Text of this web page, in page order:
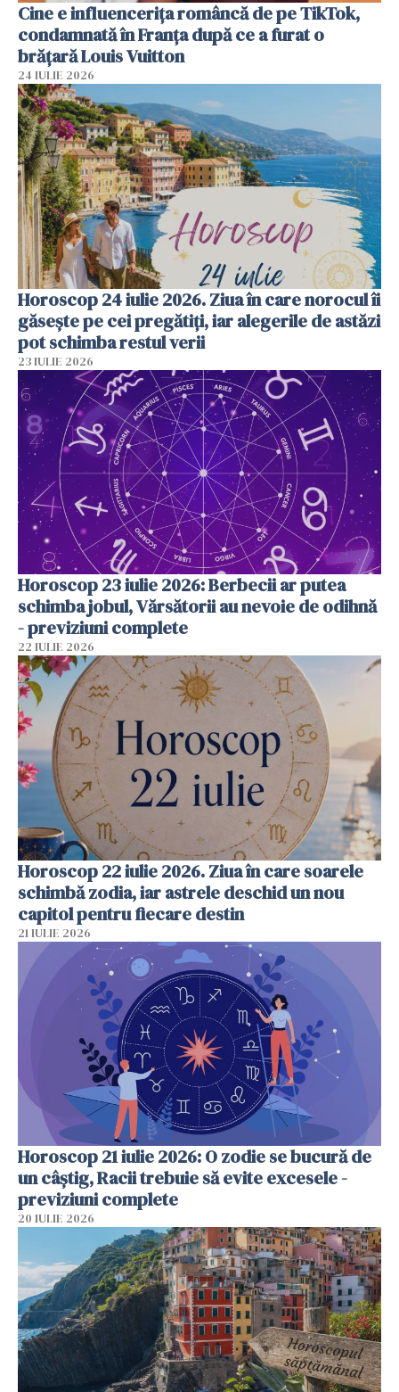
Cine e influencerița româncă de pe TikTok,
condamnată în Franța după ce a furat o
brățară Louis Vuitton
24 IULIE 2026
Horoscop 24 iulie 2026. Ziua în care norocul îi
găsește pe cei pregătiți, iar alegerile de astăzi
pot schimba restul verii
23 IULIE 2026
Horoscop 23 iulie 2026: Berbecii ar putea
schimba jobul, Vărsătorii au nevoie de odihnă
- previziuni complete
22 IULIE 2026
Horoscop 22 iulie 2026. Ziua în care soarele
schimbă zodia, iar astrele deschid un nou
capitol pentru fiecare destin
21 IULIE 2026
Horoscop 21 iulie 2026: O zodie se bucură de
un câștig, Racii trebuie să evite excesele -
previziuni complete
20 IULIE 2026